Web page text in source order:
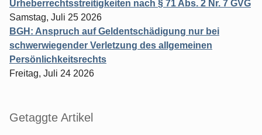
Urheberrechtsstreitigkeiten nach § 71 Abs. 2 Nr. 7 GVG
Samstag, Juli 25 2026
BGH: Anspruch auf Geldentschädigung nur bei
schwerwiegender Verletzung des allgemeinen
Persönlichkeitsrechts
Freitag, Juli 24 2026
Getaggte Artikel